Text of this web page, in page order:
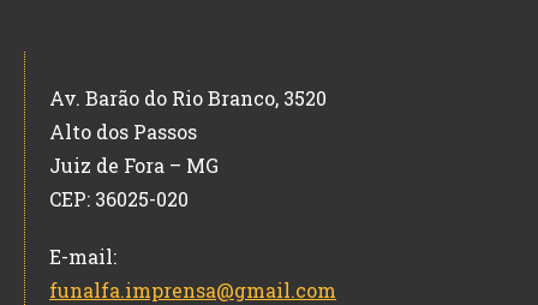
Av. Barão do Rio Branco, 3520
Alto dos Passos
Juiz de Fora – MG
CEP: 36025-020
E-mail:
funalfa.imprensa@gmail.com